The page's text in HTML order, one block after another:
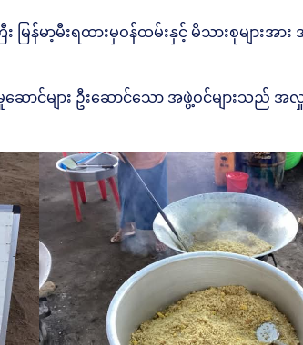
န်မာ့မီးရထားမှဝန်ထမ်းနှင့် မိသားစုများအာ
များ ဦးဆောင်သော အဖွဲ့ဝင်များသည် အလှူငွ